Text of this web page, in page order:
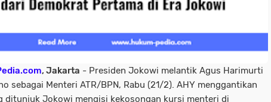
, Jakarta - Presiden Jokowi melantik Agus Harimurti
sebagai Menteri ATR/BPN, Rabu (21/2). AHY menggantikan
ditunjuk Jokowi mengisi kekosongan kursi menteri di